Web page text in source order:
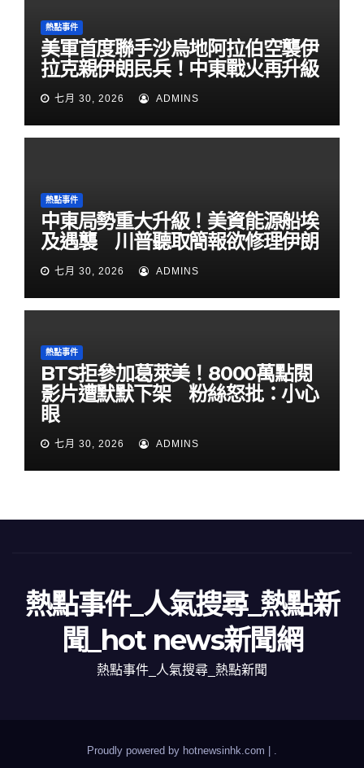
熱點事件
美軍首度聯手沙烏地阿拉伯空襲伊
拉克親伊朗民兵！中東戰火再升級
七月 30, 2026 ADMINS
熱點事件
中東局勢重大升級！美資能源船埃
及遇襲 川普聽取簡報欲修理伊朗
七月 30, 2026 ADMINS
熱點事件
BTS拒參加葛萊美！8000萬點閱
影片遭默默下架 粉絲怒批：小心
眼
七月 30, 2026 ADMINS
熱點事件_人氣搜尋_熱點新
聞_hot news新聞網
熱點事件_人氣搜尋_熱點新聞
Proudly powered by hotnewsinhk.com |